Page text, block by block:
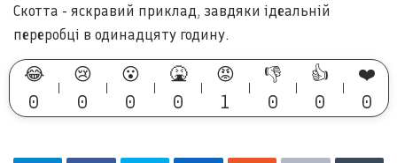
Скотта - яскравий приклад, завдяки ідеальній
переробці в одинадцяту годину.
😂
0
😢
0
😮
0
🤮
0
😡
1
👎
0
👍
0
❤️
0